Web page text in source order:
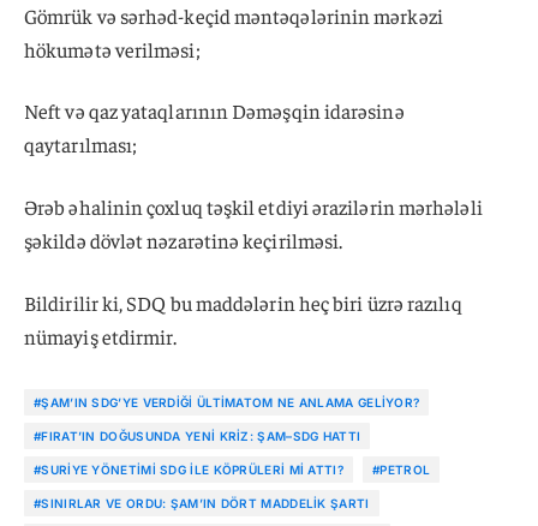
Gömrük və sərhəd-keçid məntəqələrinin mərkəzi
hökumətə verilməsi;
Neft və qaz yataqlarının Dəməşqin idarəsinə
qaytarılması;
Ərəb əhalinin çoxluq təşkil etdiyi ərazilərin mərhələli
şəkildə dövlət nəzarətinə keçirilməsi.
Bildirilir ki, SDQ bu maddələrin heç biri üzrə razılıq
nümayiş etdirmir.
#ŞAM’IN SDG’YE VERDIĞI ÜLTIMATOM NE ANLAMA GELIYOR?
#FIRAT’IN DOĞUSUNDA YENI KRIZ: ŞAM–SDG HATTI
#SURIYE YÖNETIMI SDG ILE KÖPRÜLERI MI ATTI? #PETROL
#SINIRLAR VE ORDU: ŞAM’IN DÖRT MADDELIK ŞARTI